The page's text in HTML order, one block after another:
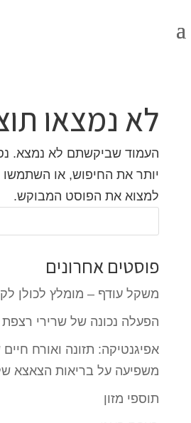
לא נמצאו
העמוד שביקשתם לא נמצא.
יותר את החיפוש, או השתמשו
למצוא את הפוסט המבוקש.
פוסטים אחרונים
משקל עודף – מומלץ לכולן
הפעלה נכונה של שרירי רצפת
אפיגנטיקה: תזונה ואורח
משפיעה על בריאות הצאצא
תוספי מזון